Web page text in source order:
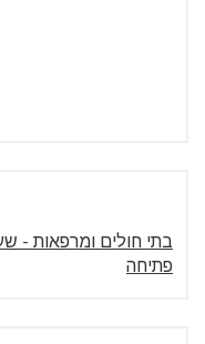
בתי חולים ומרפאות -
פתיחה